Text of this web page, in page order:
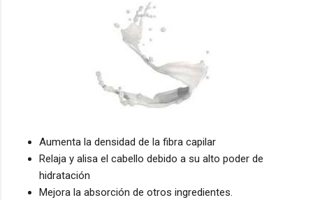
Aumenta la densidad de la fibra capilar
Relaja y alisa el cabello debido a su alto poder de
hidratación
Mejora la absorción de otros ingredientes.